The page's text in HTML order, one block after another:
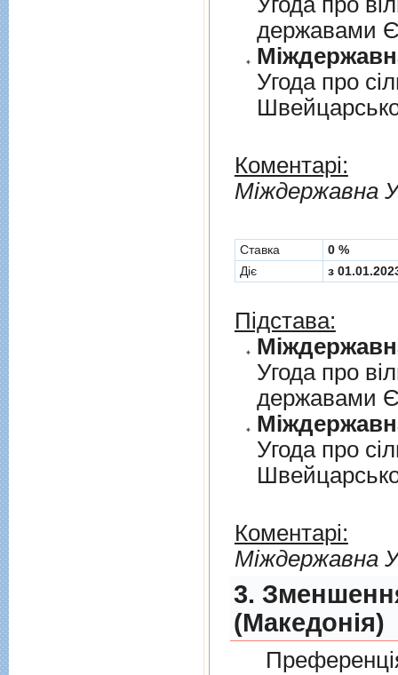
державами
Угода про
Коментарі:
Мiждержавна
Cтавка
0 %
Діє
з
Підстава:
Угода про
державами
Угода про
Коментарі:
Мiждержавна
3.
(Македонія)